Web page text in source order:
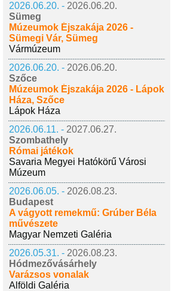
2026.06.20. - 2026.06.20.
Sümeg
Múzeumok Éjszakája 2026 -
Sümegi Vár, Sümeg
Vármúzeum
2026.06.20. - 2026.06.20.
Szőce
Múzeumok Éjszakája 2026 - Lápok
Háza, Szőce
Lápok Háza
2026.06.11. - 2027.06.27.
Szombathely
Római játékok
Savaria Megyei Hatókörű Városi
Múzeum
2026.06.05. - 2026.08.23.
Budapest
A vágyott remekmű: Grúber Béla
művészete
Magyar Nemzeti Galéria
2026.05.31. - 2026.08.23.
Hódmezővásárhely
Varázsos vonalak
Alföldi Galéria